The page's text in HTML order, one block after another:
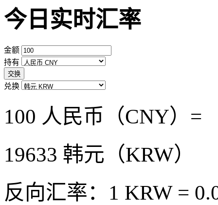
今日实时汇率
金额
持有
交换
兑换
100 人民币（CNY）=
19633 韩元（KRW）
反向汇率：1 KRW =